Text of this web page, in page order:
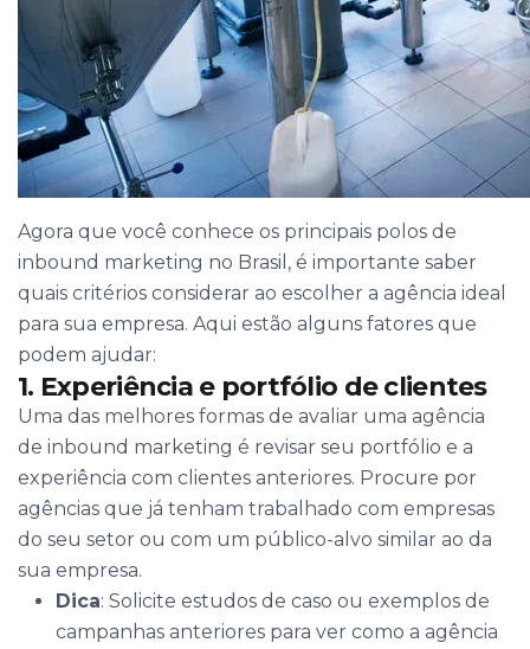
Agora que você conhece os principais polos de
inbound marketing no Brasil, é importante saber
quais critérios considerar ao escolher a agência ideal
para sua empresa. Aqui estão alguns fatores que
podem ajudar:
1. Experiência e portfólio de clientes
Uma das melhores formas de avaliar uma agência
de inbound marketing é revisar seu portfólio e a
experiência com clientes anteriores. Procure por
agências que já tenham trabalhado com empresas
do seu setor ou com um público-alvo similar ao da
sua empresa.
Dica: Solicite estudos de caso ou exemplos de
campanhas anteriores para ver como a agência